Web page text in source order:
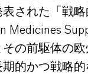
された「戦
Medicines
の前駆体の
的かつ戦略